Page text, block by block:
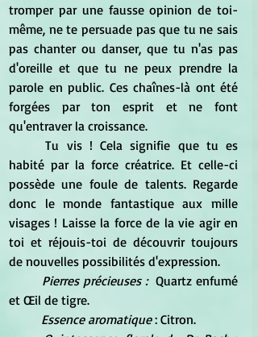
tromper par une fausse opinion de toi-
même, ne te persuade pas que tu ne sais
pas chanter ou danser, que tu n'as pas
d'oreille et que tu ne peux prendre la
parole en public. Ces chaînes-là ont été
forgées par ton esprit et ne font
qu'entraver la croissance.
	Tu vis ! Cela signifie que tu es
habité par la force créatrice. Et celle-ci
possède une foule de talents. Regarde
donc le monde fantastique aux mille
visages ! Laisse la force de la vie agir en
toi et réjouis-toi de découvrir toujours
de nouvelles possibilités d'expression.
Pierres précieuses : Quartz enfumé
et Œil de tigre.
Essence aromatique : Citron.